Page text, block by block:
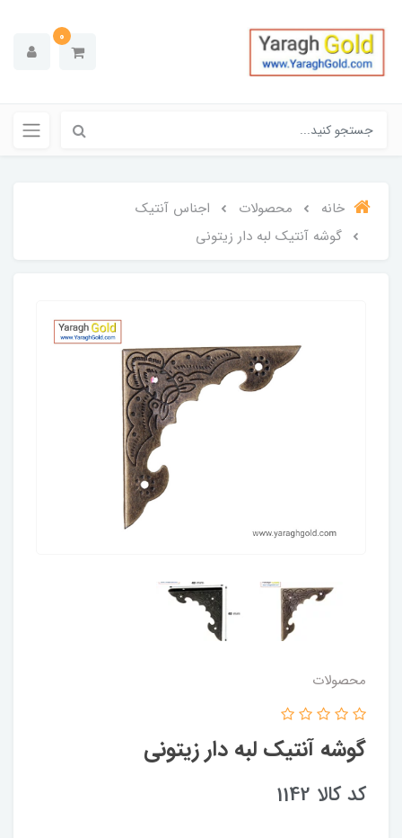
0
خانه محصولات
اجناس آنتیک
گوشه آنتیک لبه دار زیتونی
محصولات
گوشه آنتیک لبه دار زیتونی
کد کالا 1142